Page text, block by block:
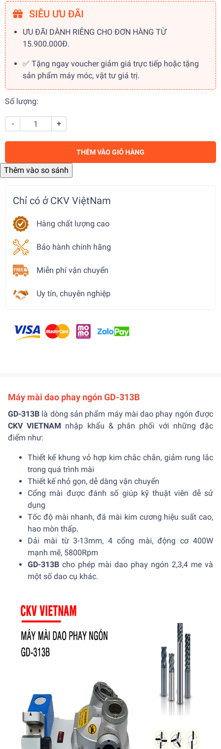
SIÊU ƯU ĐÃI
ƯU ĐÃI DÀNH RIÊNG CHO ĐƠN HÀNG TỪ
15.900.000Đ.
✅ Tặng ngay voucher giảm giá trực tiếp hoặc tặng
sản phẩm máy móc, vật tư giá trị.
Số lượng:
- +
THÊM VÀO GIỎ HÀNG
Chỉ có ở CKV ViệtNam
Hàng chất lượng cao
Bảo hành chính hãng
Miễn phí vận chuyển
Uy tín, chuyên nghiệp
Máy mài dao phay ngón GD-313B
GD-313B là dòng sản phẩm máy mài dao phay ngón được
CKV VIETNAM nhập khẩu & phân phối với những đặc
điểm như:
Thiết kế khung vỏ hợp kim chắc chắn, giảm rung lắc
trong quá trình mài
Thiết kế nhỏ gọn, dễ dàng vận chuyển
Cổng mài được đánh số giúp kỹ thuật viên dễ sử
dụng
Tốc độ mài nhanh, đá mài kim cương hiệu suất cao,
hao mòn thấp.
Dải mài từ 3-13mm, 4 cổng mài, động cơ 400W
mạnh mẽ, 5800Rpm
GD-313B cho phép mài dao phay ngón 2,3,4 me và
một số dao cụ khác.